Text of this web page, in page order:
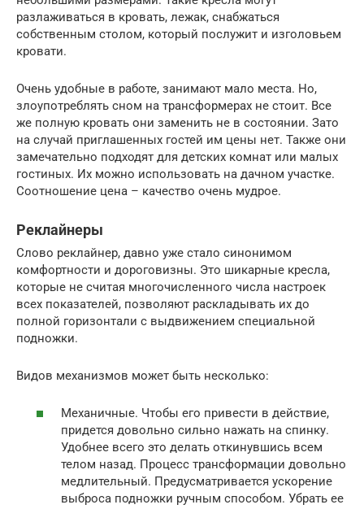
разлаживаться в кровать, лежак, снабжаться
собственным столом, который послужит и изголовьем
кровати.
Очень удобные в работе, занимают мало места. Но,
злоупотреблять сном на трансформерах не стоит. Все
же полную кровать они заменить не в состоянии. Зато
на случай приглашенных гостей им цены нет. Также они
замечательно подходят для детских комнат или малых
гостиных. Их можно использовать на дачном участке.
Соотношение цена – качество очень мудрое.
Реклайнеры
Слово реклайнер, давно уже стало синонимом
комфортности и дороговизны. Это шикарные кресла,
которые не считая многочисленного числа настроек
всех показателей, позволяют раскладывать их до
полной горизонтали с выдвижением специальной
подножки.
Видов механизмов может быть несколько:
Механичные. Чтобы его привести в действие,
придется довольно сильно нажать на спинку.
Удобнее всего это делать откинувшись всем
телом назад. Процесс трансформации довольно
медлительный. Предусматривается ускорение
выброса подножки ручным способом. Убрать ее